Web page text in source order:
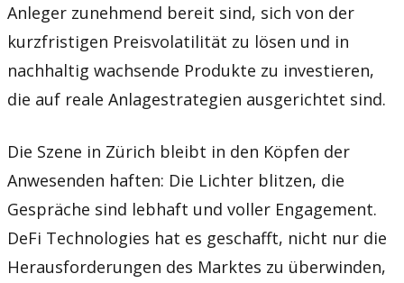
Anleger zunehmend bereit sind, sich von der
kurzfristigen Preisvolatilität zu lösen und in
nachhaltig wachsende Produkte zu investieren,
die auf reale Anlagestrategien ausgerichtet sind.
Die Szene in Zürich bleibt in den Köpfen der
Anwesenden haften: Die Lichter blitzen, die
Gespräche sind lebhaft und voller Engagement.
DeFi Technologies hat es geschafft, nicht nur die
Herausforderungen des Marktes zu überwinden,